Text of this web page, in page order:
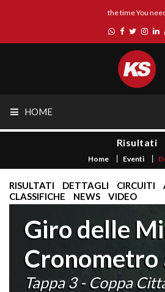
the time You
HOME
Risultati
Home Eventi
RISULTATI DETTAGLI CIRCUITI
CLASSIFICHE
NEWS VIDEO
Giro delle
Cronometro
Tappa 3 - Coppa